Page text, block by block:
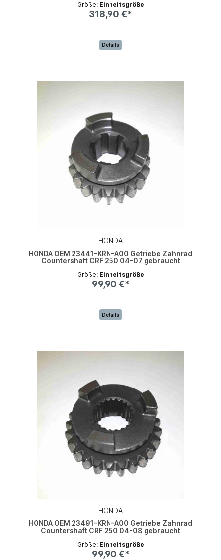
Größe: Einheitsgröße
318,90 €*
Details
HONDA
HONDA OEM 23441-KRN-A00 Getriebe Zahnrad
Countershaft CRF 250 04-07 gebraucht
Größe: Einheitsgröße
99,90 €*
Details
HONDA
HONDA OEM 23491-KRN-A00 Getriebe Zahnrad
Countershaft CRF 250 04-08 gebraucht
Größe: Einheitsgröße
99,90 €*